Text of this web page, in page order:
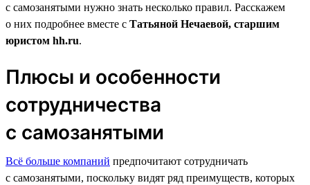
с самозанятыми нужно знать несколько правил. Расскажем
о них подробнее вместе с Татьяной Нечаевой, старшим
юристом hh.ru.
Плюсы и особенности
сотрудничества
с самозанятыми
Всё больше компаний предпочитают сотрудничать
с самозанятыми, поскольку видят ряд преимуществ, которых